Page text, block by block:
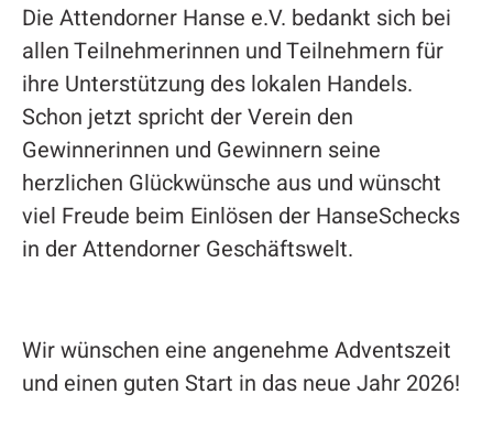
Die Attendorner Hanse e.V. bedankt sich bei
allen Teilnehmerinnen und Teilnehmern für
ihre Unterstützung des lokalen Handels.
Schon jetzt spricht der Verein den
Gewinnerinnen und Gewinnern seine
herzlichen Glückwünsche aus und wünscht
viel Freude beim Einlösen der HanseSchecks
in der Attendorner Geschäftswelt.
Wir wünschen eine angenehme Adventszeit
und einen guten Start in das neue Jahr 2026!